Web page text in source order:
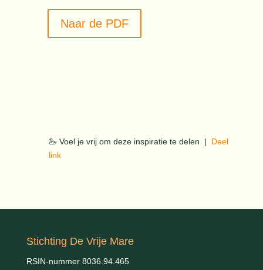
Naar de PDF
🦢 Voel je vrij om deze inspiratie te delen |
Deel
link
Stichting De Vrije Mare
RSIN-nummer 8036.94.465